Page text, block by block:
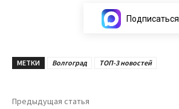
Подписаться
МЕТКИ Волгоград ТОП-3 новостей
Предыдущая статья